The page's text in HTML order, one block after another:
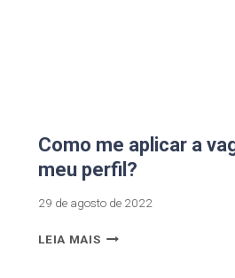
Como me aplicar a
meu perfil?
29 de agosto de 2022
LEIA MAIS